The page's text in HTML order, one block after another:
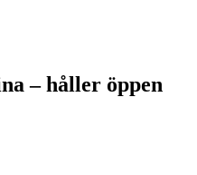
– håller öppen